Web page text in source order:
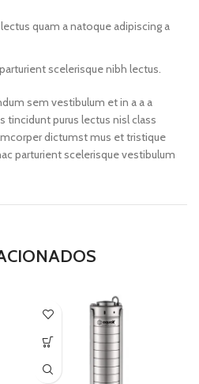
quam a natoque adipiscing a
scelerisque nibh lectus.
sem vestibulum et in a a a
tincidunt purus lectus nisl class
dictumst mus et tristique
parturient scelerisque vestibulum